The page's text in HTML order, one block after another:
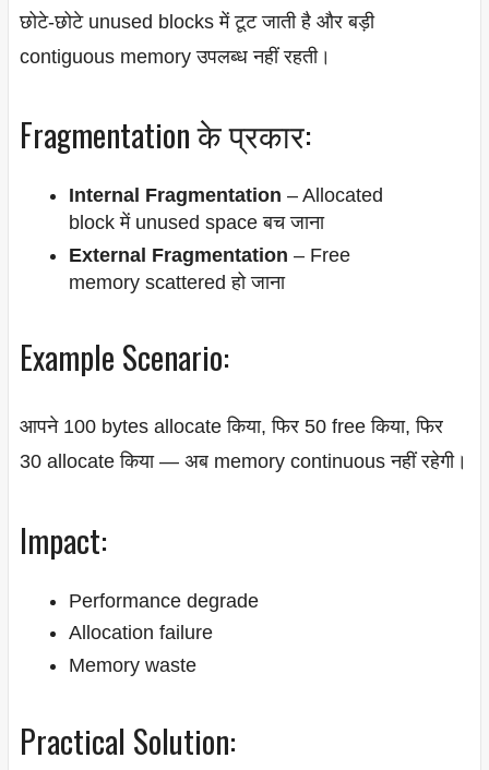
छोटे-छोटे unused blocks में टूट जाती है और बड़ी
contiguous memory उपलब्ध नहीं रहती।
Fragmentation के प्रकार:
Internal Fragmentation – Allocated
block में unused space बच जाना
External Fragmentation – Free
memory scattered हो जाना
Example Scenario:
आपने 100 bytes allocate किया, फिर 50 free किया, फिर
30 allocate किया — अब memory continuous नहीं रहेगी।
Impact:
Performance degrade
Allocation failure
Memory waste
Practical Solution: